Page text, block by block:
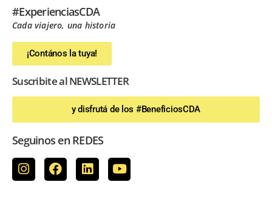
#ExperienciasCDA
Cada viajero, una historia
¡Contános la tuya!
Suscribite al NEWSLETTER
y disfrutá de los #BeneficiosCDA
Seguinos en REDES